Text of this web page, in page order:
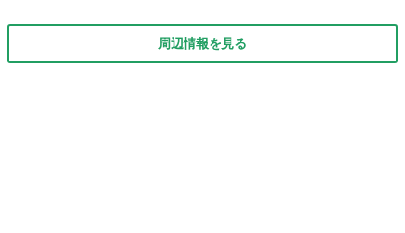
周辺情報を見る